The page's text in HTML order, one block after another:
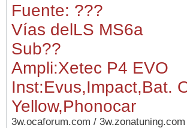
Fuente: ???
Vías delLS MS6a
Sub??
Ampli:Xetec P4 EVO
Inst:Evus,Impact,Bat.
Yellow,Phonocar
3w.ocaforum.com / 3w.zonatuning.com